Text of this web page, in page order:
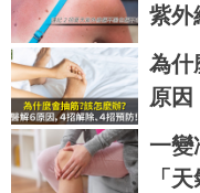
紫外
為什
原因
一變
「